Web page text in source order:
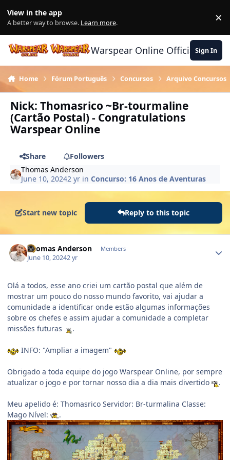
View in the app
A better way to browse. Learn more. ×
Warspear Online Official Forum
Sign In
Home Fórum Português Concursos Arquivo Concursos
Nick: Thomasrico ~Br-tourmaline
(Cartão Postal) - Congratulations
Warspear Online
Share
Followers
Thomas Anderson
June 10, 20242 yr in Concurso: 16 Anos de Aventuras
Start new topic Reply to this topic
Thomas Anderson Members
June 10, 20242 yr
Olá a todos, esse ano criei um cartão postal que além de
mostrar um pouco do nosso mundo favorito, vai ajudar a
comunidade a identificar onde estão algumas informações
sobre os chefes e assim ajudar a comunidade a completar
missões futuras
.
INFO: "Ampliar a imagem"
Obrigado a toda equipe do jogo Warspear Online, por sempre
atualizar o jogo e por tornar nosso dia a dia mais divertido
.
Meu apelido é: Thomasrico Servidor: Br-turmalina Classe:
Mago Nível:
.